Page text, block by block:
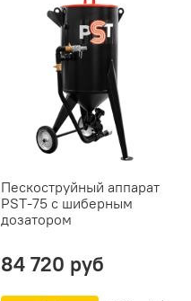
Пескоструйный аппарат
PST-75 с шиберным
дозатором
84 720 руб